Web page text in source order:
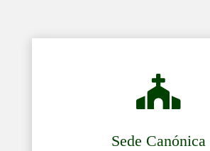

Sede Canónica